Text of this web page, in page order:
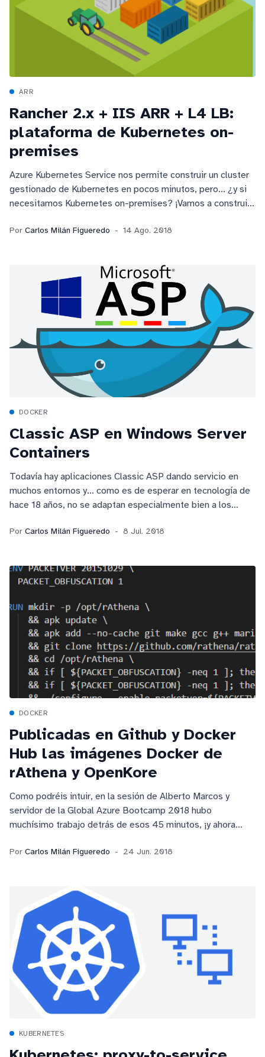
ARR
Rancher 2.x + IIS ARR + L4 LB:
plataforma de Kubernetes on-
premises
Azure Kubernetes Service nos permite construir un cluster
gestionado de Kubernetes en pocos minutos, pero... ¿y si
necesitamos Kubernetes on-premises? ¡Vamos a construir
balanceador L7!
Por Carlos Milán Figueredo 14 Ago. 2018
DOCKER
Classic ASP en Windows Server
Containers
Todavía hay aplicaciones Classic ASP dando servicio en
muchos entornos y... como es de esperar en tecnología de
hace 18 años, no se adaptan especialmente bien a los
DevOps... Sin embargo, ¡Docker y los Windows Server
Por Carlos Milán Figueredo 8 Jul. 2018
DOCKER
Publicadas en Github y Docker
Hub las imágenes Docker de
rAthena y OpenKore
Como podréis intuir, en la sesión de Alberto Marcos y
servidor de la Global Azure Bootcamp 2018 hubo
muchísimo trabajo detrás de esos 45 minutos, ¡y ahora
Por Carlos Milán Figueredo 24 Jun. 2018
KUBERNETES